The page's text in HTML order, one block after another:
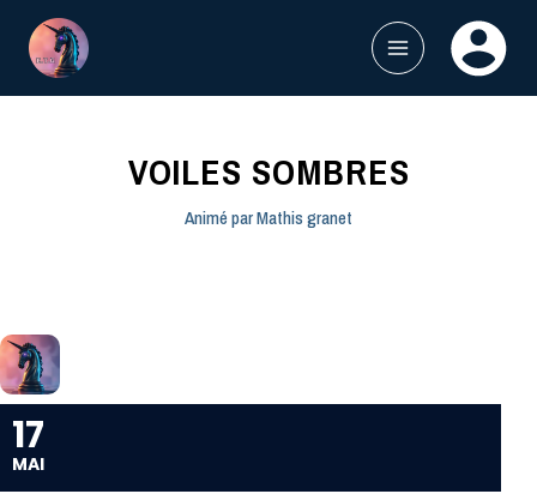
contenu
MAIN
VOILES SOMBRES
Animé parMathis granet
17
MAI